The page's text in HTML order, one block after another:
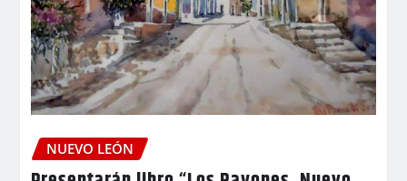
NUEVO LEÓN